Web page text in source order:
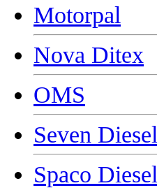
Motorpal
Nova Ditex
OMS
Seven Diesel
Spaco Diesel